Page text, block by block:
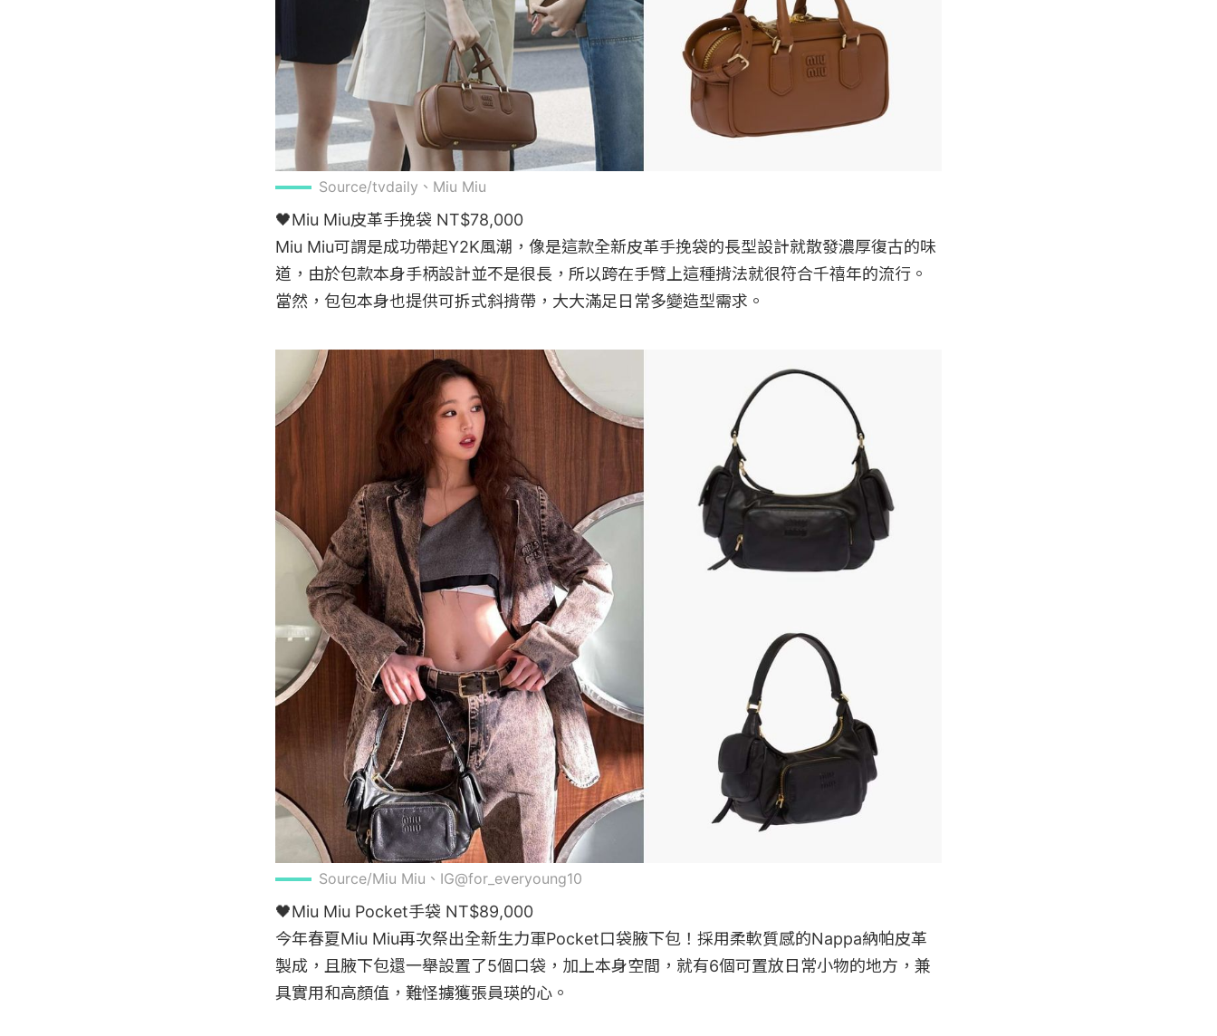
Source/tvdaily、Miu Miu
🖤Miu Miu皮革手挽袋 NT$78,000
Miu Miu可謂是成功帶起Y2K風潮，像是這款全新皮革手挽袋的長型設計就散發濃厚復古的味
道，由於包款本身手柄設計並不是很長，所以跨在手臂上這種揹法就很符合千禧年的流行。
當然，包包本身也提供可拆式斜揹帶，大大滿足日常多變造型需求。
Source/Miu Miu、IG@for_everyoung10
🖤Miu Miu Pocket手袋 NT$89,000
今年春夏Miu Miu再次祭出全新生力軍Pocket口袋腋下包！採用柔軟質感的Nappa納帕皮革
製成，且腋下包還一舉設置了5個口袋，加上本身空間，就有6個可置放日常小物的地方，兼
具實用和高顏值，難怪擄獲張員瑛的心。